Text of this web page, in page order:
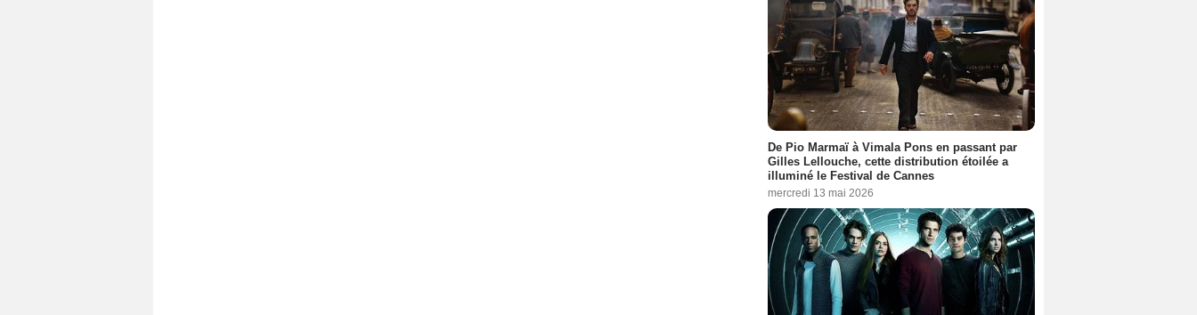
De Pio Marmaï à Vimala Pons en passant par
Gilles Lellouche, cette distribution étoilée a
illuminé le Festival de Cannes
mercredi 13 mai 2026